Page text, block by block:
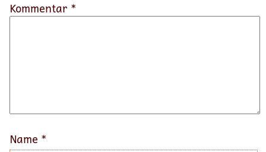
Kommentar *
Name *